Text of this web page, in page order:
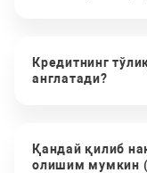
Кредитнинг
англатади?
Қандай қилиб
олишим мумкин